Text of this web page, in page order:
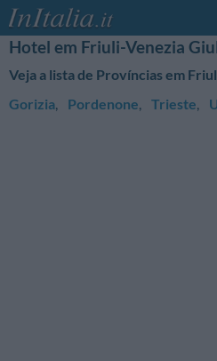
Hotel em Friuli-Venezia
Veja a lista de Províncias em
Gorizia, Pordenone, Trieste,